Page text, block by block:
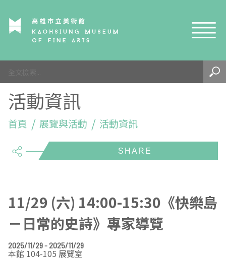
網站導覽
參觀資訊
參觀須知
開館時間
交通資訊
環境介紹
兒童美術館
藝術生態園區
高美館
兒童美術館
無障礙服務專區
藝術之旅
高美書屋
三秌茶屋
展覽與活動
展覽資訊
徵件辦法
典藏與研究
典藏查詢
精選典藏
典藏圖檔申請
研究資源
藝術認證 / 百夜默讀 / 高雄ART青
南島當代記憶工程
研究出版
系列出版
線上學習
藝術閱聽
雄雄藝見你│Podcast
時代之聲│Podcasts
線上展覽
珍珠—南方視野的女性藝術
AR/VR體驗
關於我們
高美館
關於高美館/年報
兒童美術館
EN
活動資訊
首頁 展覽與活動 活動資訊
share
11/29 (六) 14:00-15:30《快樂島
－日常的史詩》專家導覽
2025/11/29 - 2025/11/29
本館 104-105 展覽室